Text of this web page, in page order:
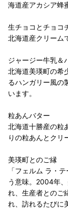
海道産アカシア蜂
生チョコとチョコ
北海道産クリーム
ジャージー牛乳＆
北海道美瑛町の希
るハンガリー風の
います。
粒あんバター
北海道十勝産の粒
りの粒あんとクリ
美瑛町とのご縁
「フェルム ラ・
う意味。2004年
れ、生産者とのご
れ、訪れるたびに